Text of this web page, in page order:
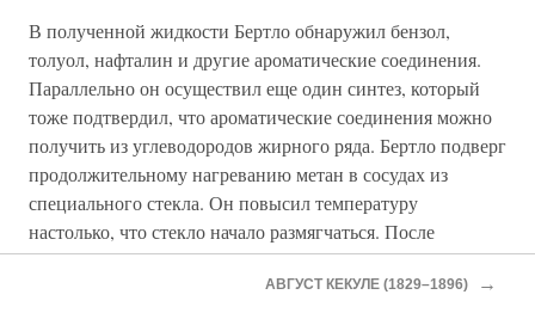
В полученной жидкости Бертло обнаружил бензол,
толуол, нафталин и другие ароматические соединения.
Параллельно он осуществил еще один синтез, который
тоже подтвердил, что ароматические соединения можно
получить из углеводородов жирного ряда. Бертло подверг
продолжительному нагреванию метан в сосудах из
специального стекла. Он повысил температуру
настолько, что стекло начало размягчаться. После
охлаждения в сосудах образовалось белое
АВГУСТ КЕКУЛЕ (1829–1896) →